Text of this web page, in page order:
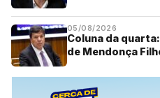
05/08/2026
Coluna da
de Mendonça